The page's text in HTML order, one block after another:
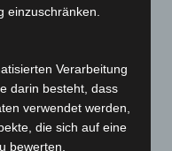
5.039
3.252
einzuschränken.
Verarbeitung
darin besteht, dass
verwendet werden,
die sich auf eine
bewerten,